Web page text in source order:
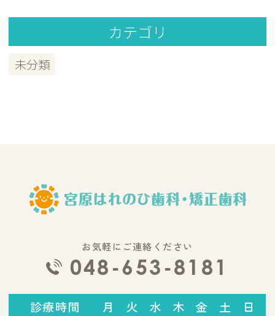
カテゴリ
未分類
お気軽にご連絡ください
048-653-8181
診療時間 月 火 水 木 金 土 日